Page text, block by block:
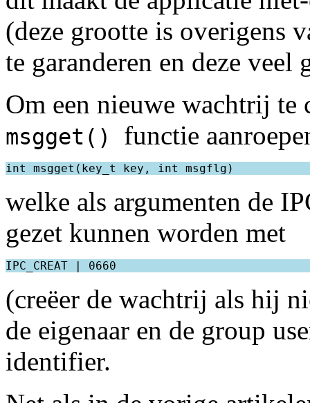
(deze grootte is overigens
te garanderen en deze
Om een nieuwe wachtrij te
msgget() functie
welke als argumenten de
gezet kunnen worden met
(creëer de wachtrij als hij
de eigenaar en de group
identifier.